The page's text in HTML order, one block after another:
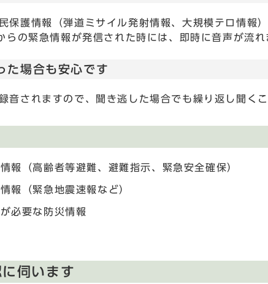
保護情報（弾道ミサイル発射情報、大規模テロ情報
らの緊急情報が発信された時には、即時に音声が流れ
た場合も安心です
音されますので、聞き逃した場合でも繰り返し聞くこ
報（高齢者等避難、避難指示、緊急安全確保）
報（緊急地震速報など）
必要な防災情報
伺います